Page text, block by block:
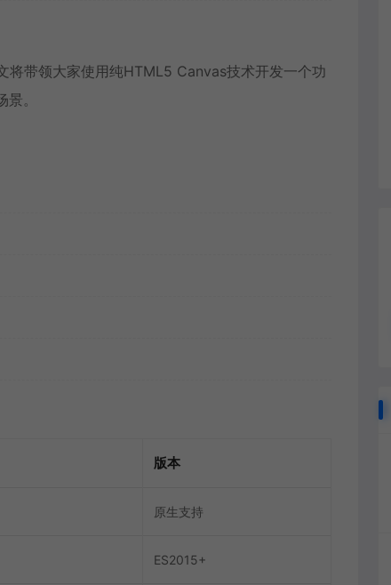
将带领大家使用纯HTML5 Canvas技术开发一个功
。
版本
原生支持
ES2015+